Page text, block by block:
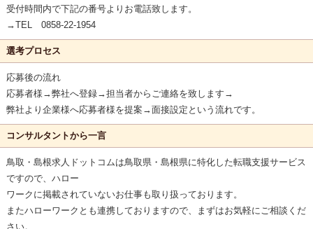
受付時間内で下記の番号よりお電話致します。
→TEL 0858-22-1954
選考プロセス
応募後の流れ
応募者様→弊社へ登録→担当者からご連絡を致します→
弊社より企業様へ応募者様を提案→面接設定という流れです。
コンサルタントから一言
鳥取・島根求人ドットコムは鳥取県・島根県に特化した転職支援サービス
ですので、ハロー
ワークに掲載されていないお仕事も取り扱っております。
またハローワークとも連携しておりますので、まずはお気軽にご相談くだ
さい。